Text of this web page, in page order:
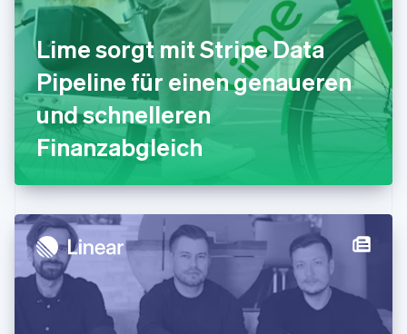
Lime sorgt mit Stripe Data
Pipeline für einen genaueren
und schnelleren
Finanzabgleich
Gibraltar
Griechenland
Indien
English
Irland
English
Japan
日本語English
Kanada
EnglishFrançais
Kroatien
English Italiano
Lettland